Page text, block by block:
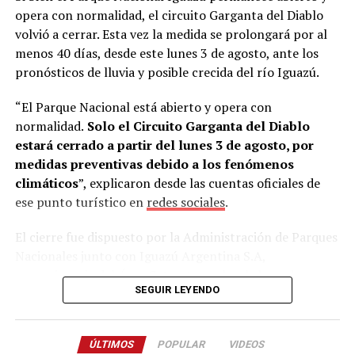
de inmediato.
“Mi esposa es profesora de alemán en una escuela
técnica. Esa misma noche la llamé desde Alemania y
hacerlo’”, recordó.
Estudiar alemán para llegar a Alemania
Al regresar aMisiones, Lory conversó con Skölfman y
Burger, quienes aceptaron el desafío y comenzaron a
poco asustados, enseguida se adaptaron. En Deula
tienen experiencia trabajando con extranjeros”, señaló.
inicialmente por Jorge Lory y su esposa. Según contó el
opera con normalidad, el circuito Garganta del Diablo
volvió a cerrar. Esta vez la medida se prolongará por al
menos 40 días, desde este lunes 3 de agosto, ante los
pronósticos de lluvia y posible crecida del río Iguazú.
“El Parque Nacional está abierto y opera con
normalidad. Solo el Circuito Garganta del Diablo
estará cerrado a partir del lunes 3 de agosto, por
medidas preventivas debido a los fenómenos
climáticos”, explicaron desde las cuentas oficiales de
ese punto turístico en redes sociales.
El cierre fue dispuesto por la Administración de Parques
concesionaria del Área Cataratas, sobre la base de
informes climáticos e hidrológicos.
cerrado durante cinco días ante las copiosas lluvias
SEGUIR LEYENDO
ÚLTIMOS POPULAR VIDEOS